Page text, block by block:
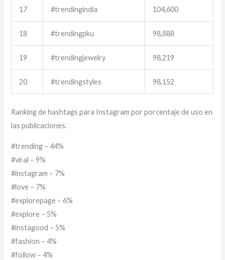
17 #trendingindia 104,600
18 #trendingpku 98,888
19 #trendingjewelry 98,219
20 #trendingstyles 98,152
Ranking de hashtags para Instagram por porcentaje de uso en
las publicaciones.
#trending – 44%
#viral – 9%
#instagram – 7%
#love – 7%
#explorepage – 6%
#explore – 5%
#instagood – 5%
#fashion – 4%
#follow – 4%